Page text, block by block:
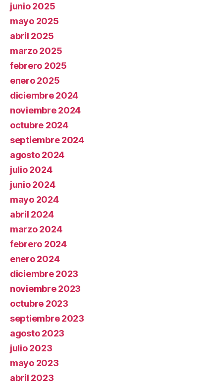
junio 2025
mayo 2025
abril 2025
marzo 2025
febrero 2025
enero 2025
diciembre 2024
noviembre 2024
octubre 2024
septiembre 2024
agosto 2024
julio 2024
junio 2024
mayo 2024
abril 2024
marzo 2024
febrero 2024
enero 2024
diciembre 2023
noviembre 2023
octubre 2023
septiembre 2023
agosto 2023
julio 2023
mayo 2023
abril 2023